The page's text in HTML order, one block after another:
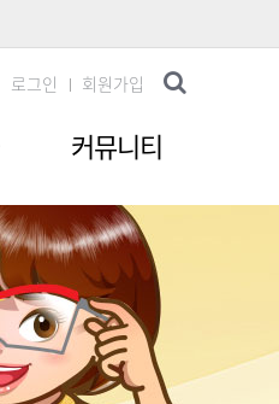
커뮤니티
로그인 회원가입